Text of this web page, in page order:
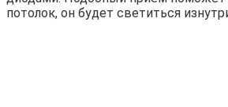
потолок, он будет светиться